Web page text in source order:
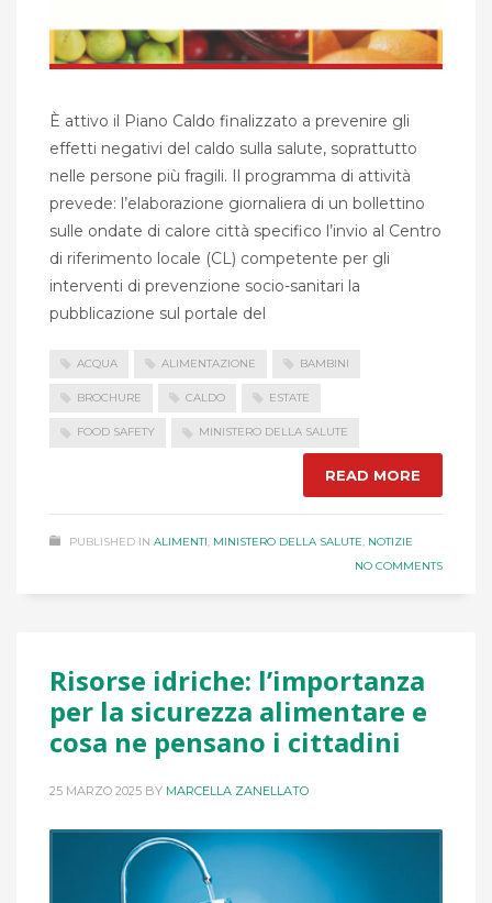
È attivo il Piano Caldo finalizzato a prevenire gli
effetti negativi del caldo sulla salute, soprattutto
nelle persone più fragili. Il programma di attività
prevede: l’elaborazione giornaliera di un bollettino
sulle ondate di calore città specifico l’invio al Centro
di riferimento locale (CL) competente per gli
interventi di prevenzione socio-sanitari la
pubblicazione sul portale del
ACQUA ALIMENTAZIONE BAMBINI
BROCHURE CALDO ESTATE
FOOD SAFETY MINISTERO DELLA SALUTE
READ MORE
PUBLISHED IN ALIMENTI, MINISTERO DELLA SALUTE, NOTIZIE
NO COMMENTS
Risorse idriche: l’importanza
per la sicurezza alimentare e
cosa ne pensano i cittadini
25 MARZO 2025 BY MARCELLA ZANELLATO